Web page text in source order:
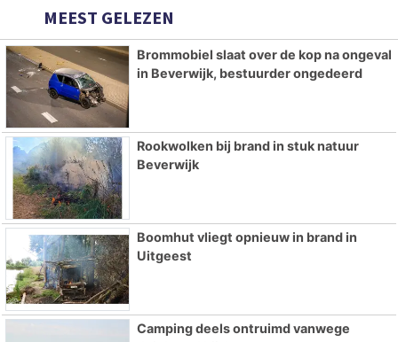
MEEST GELEZEN
Brommobiel slaat over de kop na ongeval
in Beverwijk, bestuurder ongedeerd
Rookwolken bij brand in stuk natuur
Beverwijk
Boomhut vliegt opnieuw in brand in
Uitgeest
Camping deels ontruimd vanwege